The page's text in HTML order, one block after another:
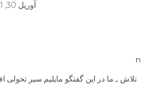
آوریل 30, 2011
n
تلاش ـ ما در اين گفتگو مايليم سير تحولی